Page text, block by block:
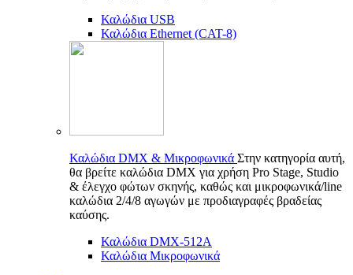
Καλώδια USB
Καλώδια Ethernet (CAT-8)
Καλώδια DMX & Μικροφωνικά Στην κατηγορία αυτή,
θα βρείτε καλώδια DMX για χρήση Pro Stage, Studio
& έλεγχο φώτων σκηνής, καθώς και μικροφωνικά/line
καλώδια 2/4/8 αγωγών με προδιαγραφές βραδείας
καύσης.
Καλώδια DMX-512A
Καλώδια Μικροφωνικά